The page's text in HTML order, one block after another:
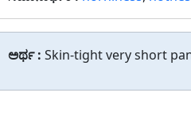
ಅರ್ಥ : Skin-tight very short